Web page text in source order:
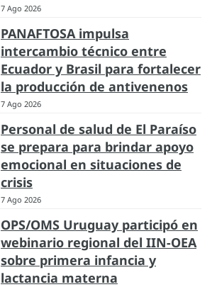
7 Ago 2026
PANAFTOSA impulsa
intercambio técnico entre
Ecuador y Brasil para fortalecer
la producción de antivenenos
7 Ago 2026
Personal de salud de El Paraíso
se prepara para brindar apoyo
emocional en situaciones de
crisis
7 Ago 2026
OPS/OMS Uruguay participó en
webinario regional del IIN-OEA
sobre primera infancia y
lactancia materna